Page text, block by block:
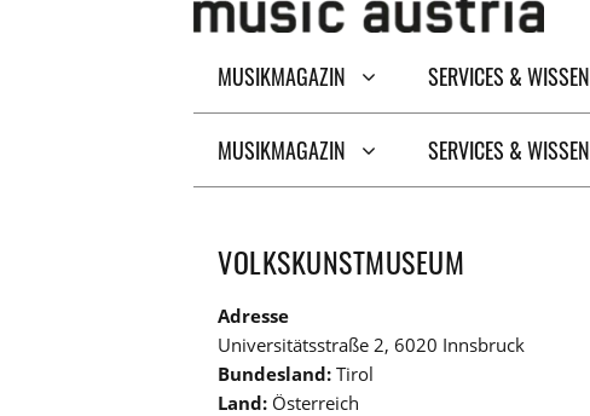
MUSIKMAGAZIN SERVICES & WISSEN
MUSIKMAGAZIN SERVICES & WISSEN
VOLKSKUNSTMUSEUM
Adresse
Universitätsstraße 2, 6020 Innsbruck
Bundesland: Tirol
Land: Österreich